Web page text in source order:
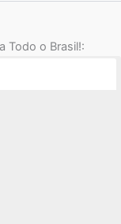
Todo o Brasil!: